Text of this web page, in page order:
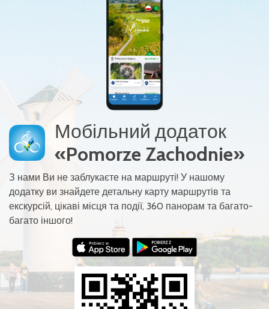
Мобільний додаток
«Pomorze Zachodnie»
З нами Ви не заблукаєте на маршруті! У нашому
додатку ви знайдете детальну карту маршрутів та
екскурсій, цікаві місця та події, 360 панорам та багато-
багато іншого!